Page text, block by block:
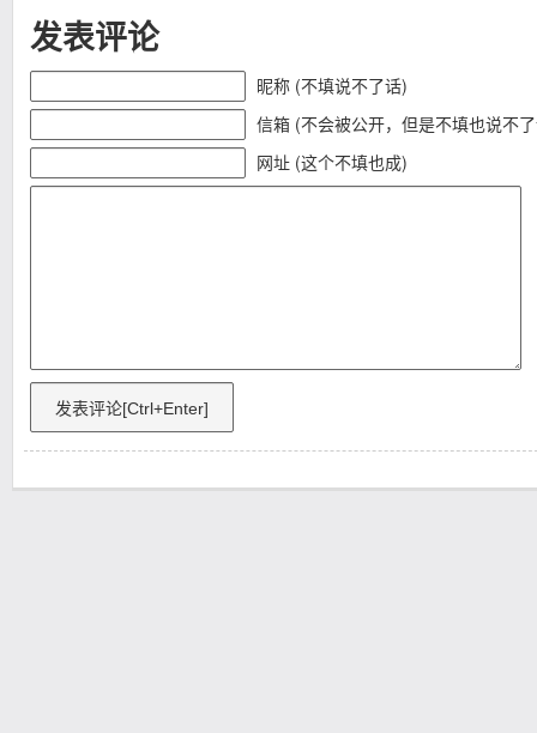
发表评论
昵称 (不填说不了话)
信箱 (不会被公开，但是不填也说不
网址 (这个不填也成)